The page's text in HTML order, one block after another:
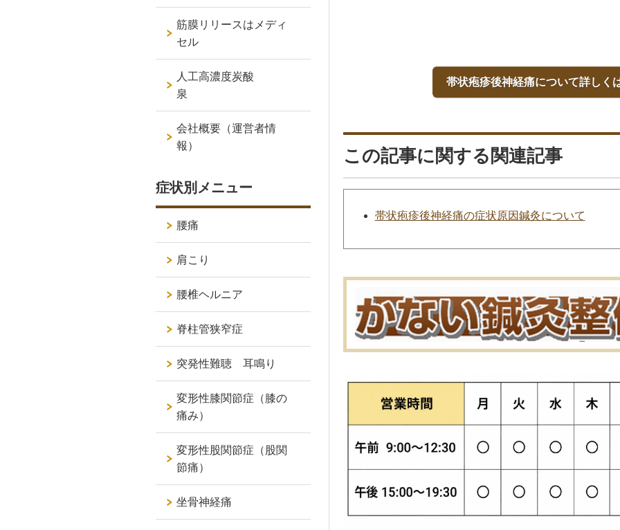
帯状疱疹後神経痛について詳しく
この記事に関する関連記事
帯状疱疹後神経痛の症状原因鍼灸について
筋膜リリースはメディ
セル
人工高濃度炭酸
泉
会社概要（運営者情
報）
症状別メニュー
腰痛
肩こり
腰椎ヘルニア
脊柱管狭窄症
突発性難聴 耳鳴り
変形性膝関節症（膝の
痛み）
変形性股関節症（股関
節痛）
坐骨神経痛